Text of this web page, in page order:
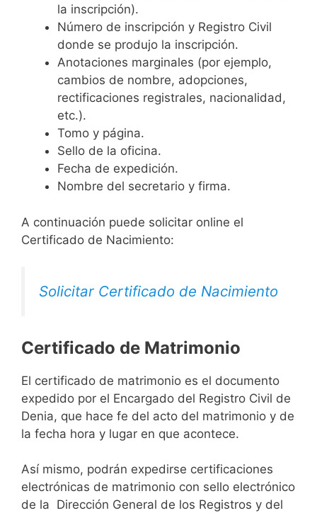
la inscripción).
Número de inscripción y Registro Civil
donde se produjo la inscripción.
Anotaciones marginales (por ejemplo,
cambios de nombre, adopciones,
rectificaciones registrales, nacionalidad,
etc.).
Tomo y página.
Sello de la oficina.
Fecha de expedición.
Nombre del secretario y firma.
A continuación puede solicitar online el
Certificado de Nacimiento:
Solicitar Certificado de Nacimiento
Certificado de Matrimonio
El certificado de matrimonio es el documento
expedido por el Encargado del Registro Civil de
Denia, que hace fe del acto del matrimonio y de
la fecha hora y lugar en que acontece.
Así mismo, podrán expedirse certificaciones
electrónicas de matrimonio con sello electrónico
de la Dirección General de los Registros y del